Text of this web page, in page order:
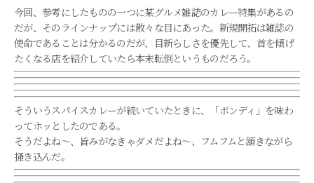
今回、参考にしたものの一つに某グルメ雑誌のカレー特集があるの
だが、そのラインナップには散々な目にあった。新規開拓は雑誌の
使命であることは分かるのだが、目新らしさを優先して、首を傾げ
たくなる店を紹介していたら本末転倒というものだろう。
そういうスパイスカレーが続いていたときに、「ボンディ」を味わ
ってホッとしたのである。
そうだよね～、旨みがなきゃダメだよね～、フムフムと頷きながら
掻き込んだ。